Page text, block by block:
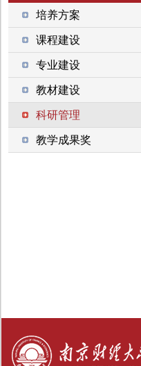
培养方案
课程建设
专业建设
教材建设
科研管理
教学成果奖